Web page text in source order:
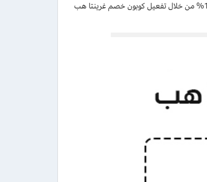
grintahub، احصل علي تذكرتك بسعر مخفض اذا كنت من العملاء الجدد بخصم حتي 15% من خلال تفعيل كوبون خصم غرينتا هب